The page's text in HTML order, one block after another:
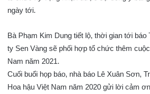
ngày tới.
Bà Phạm Kim Dung tiết lộ, thời gian tới báo
ty Sen Vàng sẽ phối hợp tổ chức thêm
Nam năm 2021.
Cuối buổi họp báo, nhà báo Lê Xuân Sơn,
Hoa hậu Việt Nam năm 2020 gửi lời cảm